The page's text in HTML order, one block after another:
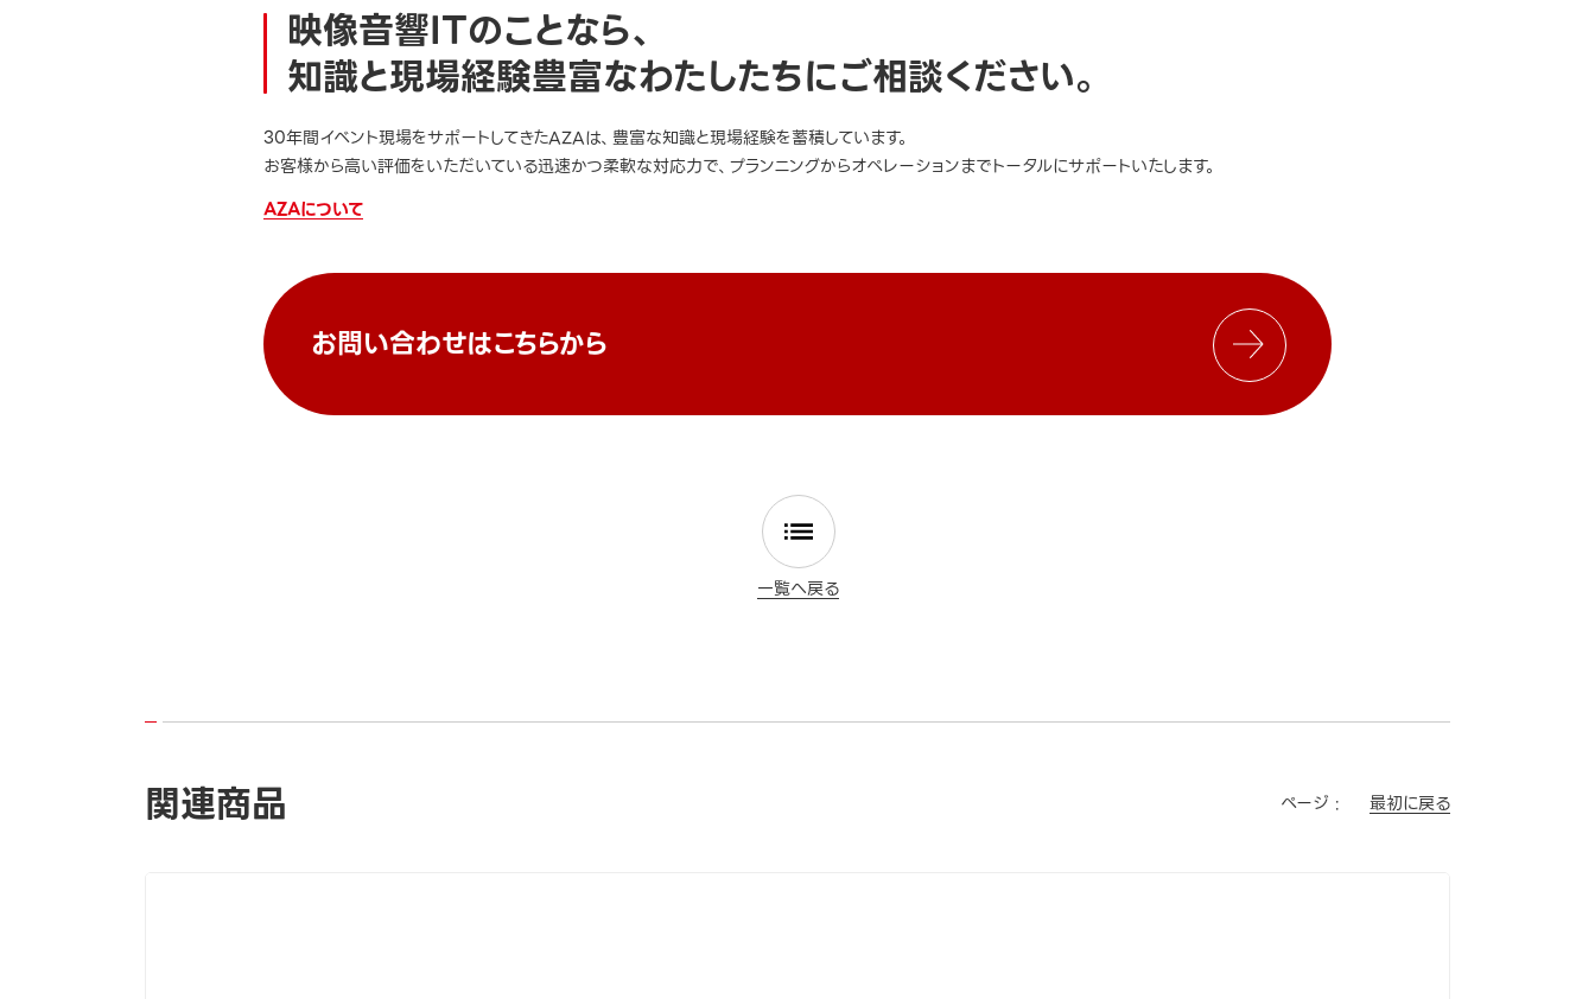
映像音響ITのことなら、
知識と現場経験豊富なわたしたちにご相談ください。
30年間イベント現場をサポートしてきたAZAは、豊富な知識と現場経験を蓄積しています。
お客様から高い評価をいただいている迅速かつ柔軟な対応力で、プランニングからオペレーションまでトータルにサポートいたします。
AZAについて
お問い合わせはこちらから
一覧へ戻る
関連商品 ページ : 最初に戻る